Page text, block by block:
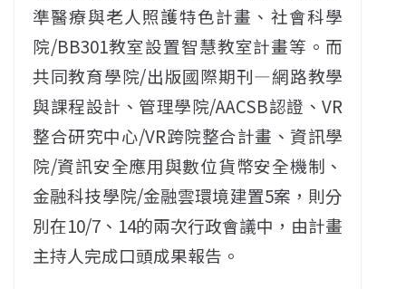
準醫療與老人照護特色計畫、社會科學
院/BB301教室設置智慧教室計畫等。而
共同教育學院/出版國際期刊—網路教學
與課程設計、管理學院/AACSB認證、VR
整合研究中心/VR跨院整合計畫、資訊學
院/資訊安全應用與數位貨幣安全機制、
金融科技學院/金融雲環境建置5案，則分
別在10/7、14的兩次行政會議中，由計畫
主持人完成口頭成果報告。